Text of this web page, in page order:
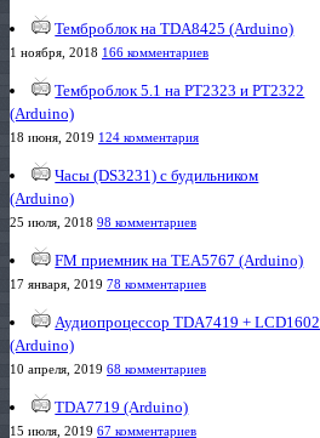
Темброблок на TDA8425 (Arduino)
1 ноября, 2018 166 комментариев
Темброблок 5.1 на PT2323 и PT2322
(Arduino)
18 июня, 2019 124 комментария
Часы (DS3231) с будильником
(Arduino)
25 июля, 2018 98 комментариев
FM приемник на TEA5767 (Arduino)
17 января, 2019 78 комментариев
Аудиопроцессор TDA7419 + LCD1602
(Arduino)
10 апреля, 2019 68 комментариев
TDA7719 (Arduino)
15 июля, 2019 67 комментариев